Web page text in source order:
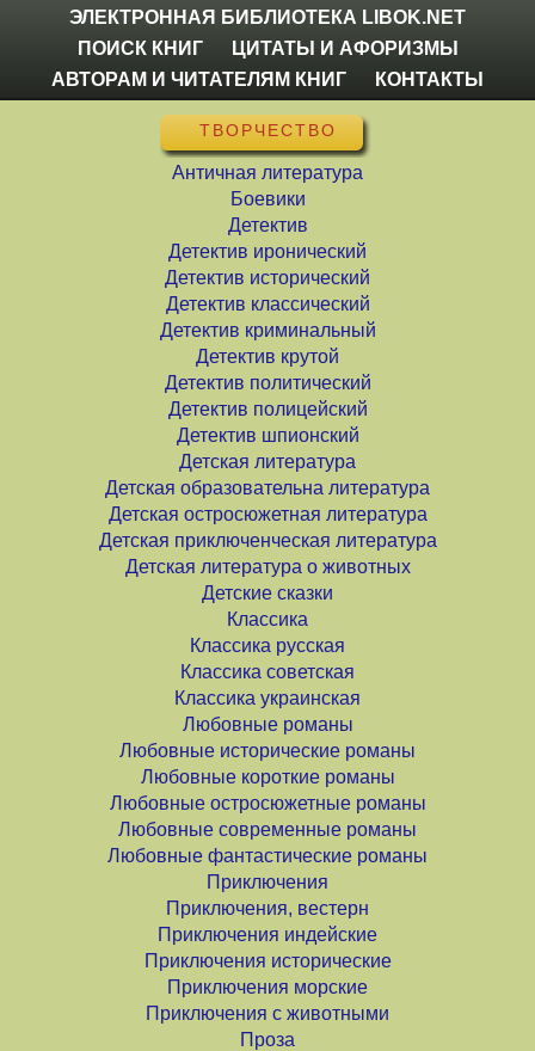
ЭЛЕКТРОННАЯ БИБЛИОТЕКА LIBOK.NET
ПОИСК КНИГ
ЦИТАТЫ И АФОРИЗМЫ
АВТОРАМ И ЧИТАТЕЛЯМ КНИГ
КОНТАКТЫ
ТВОРЧЕСТВО
Античная литература
Боевики
Детектив
Детектив иронический
Детектив исторический
Детектив классический
Детектив криминальный
Детектив крутой
Детектив политический
Детектив полицейский
Детектив шпионский
Детская литература
Детская образовательна литература
Детская остросюжетная литература
Детская приключенческая литература
Детская литература о животных
Детские сказки
Классика
Классика русская
Классика советская
Классика украинская
Любовные романы
Любовные исторические романы
Любовные короткие романы
Любовные остросюжетные романы
Любовные современные романы
Любовные фантастические романы
Приключения
Приключения, вестерн
Приключения индейские
Приключения исторические
Приключения морские
Приключения с животными
Проза